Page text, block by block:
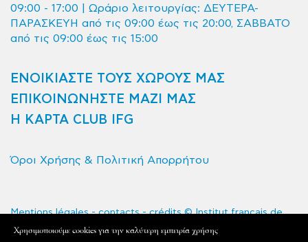
09:00 - 17:00 | Ωράριο λειτουργίας: ΔΕΥΤΕΡΑ-
ΠΑΡΑΣΚΕΥΗ από τις 09:00 έως τις 20:00, ΣΑΒΒΑΤΟ
από τις 09:00 έως τις 15:00
ΕΝΟΙΚΙΑΣΤΕ ΤΟΥΣ ΧΩΡΟΥΣ ΜΑΣ
ΕΠΙΚΟΙΝΩΝΗΣΤΕ ΜΑΖΙ ΜΑΣ
Η ΚΑΡΤΑ CLUB IFG
Όροι Χρήσης & Πολιτική Απορρήτου
Mentions légales - contacts - crédits © Institut français de
Grèce 2020 - Tous droits réservés
L'Institut français de Grèce est le service de coopération et
Xρησιμοποιούμε cookies για την καλύτερη εμπειρία χρήσης